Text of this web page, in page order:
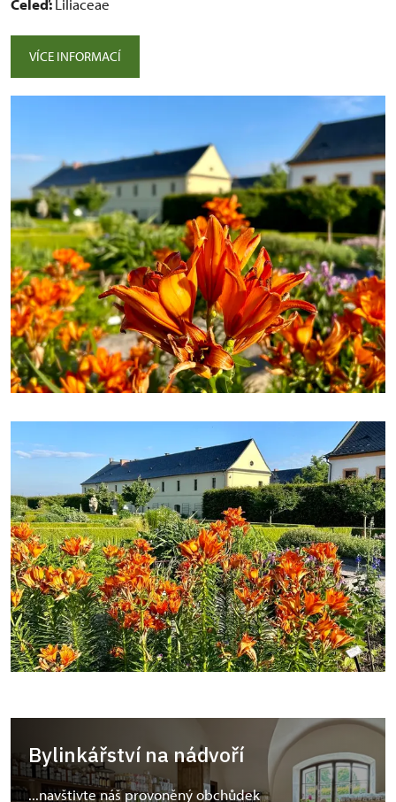
Čeleď:Liliaceae
VÍCE INFORMACÍ
Bylinkářství na nádvoří
...navštivte náš provoněný obchůdek